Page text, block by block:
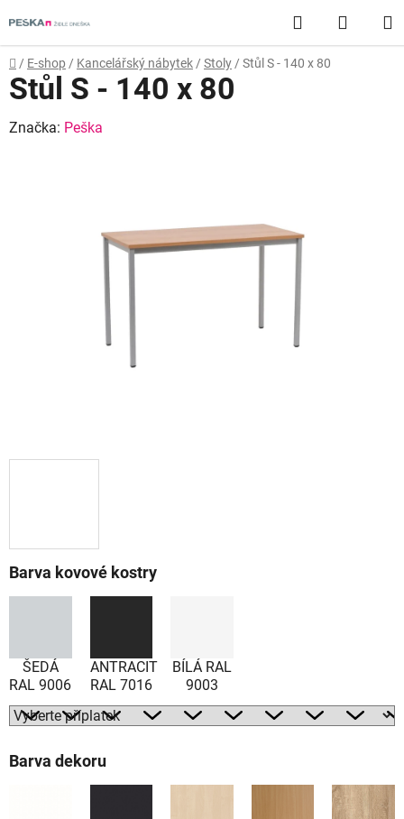
na
obsah
Hledat
KOŠÍK
Domů
/ E-shop / Kancelářský nábytek / Stoly / Stůl S - 140 x 80
Barva kovové kostry
ŠEDÁ
RAL 9006
ANTRACIT
RAL 7016
BÍLÁ RAL
9003
Barva dekoru
Stůl S - 140 x 80
Značka: Peška